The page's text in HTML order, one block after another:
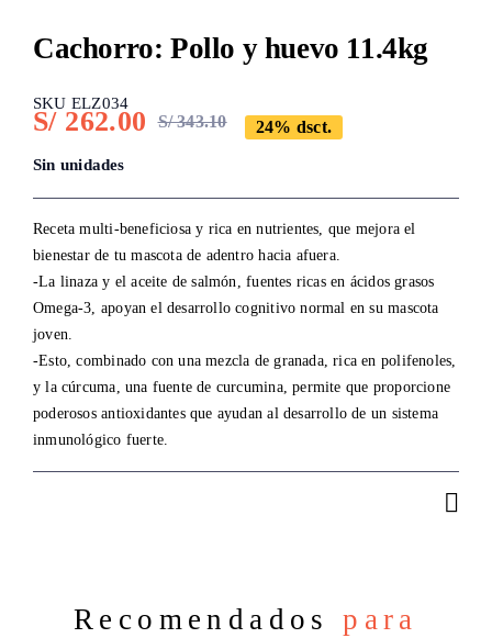
Cachorro: Pollo y huevo 11.4kg
SKU ELZ034
S/343.10Original
was:
S/ 343.10.
S/262.00
Current
is:
S/ 262.00.
24% dsct.
Sin unidades
Receta multi-beneficiosa y rica en nutrientes, que mejora el
bienestar de tu mascota de adentro hacia afuera.
-La linaza y el aceite de salmón, fuentes ricas en ácidos grasos
Omega-3, apoyan el desarrollo cognitivo normal en su mascota
joven.
-Esto, combinado con una mezcla de granada, rica en polifenoles,
y la cúrcuma, una fuente de curcumina, permite que proporcione
poderosos antioxidantes que ayudan al desarrollo de un sistema
inmunológico fuerte.
Recomendadospara